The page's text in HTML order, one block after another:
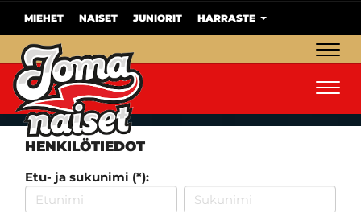
MIEHET NAISET JUNIORIT HARRASTE
HENKILÖTIEDOT
Etu- ja sukunimi (*):